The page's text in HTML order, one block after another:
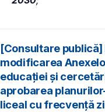
[Consultare
modificarea
educației și
aprobarea
liceal cu frecvență zi